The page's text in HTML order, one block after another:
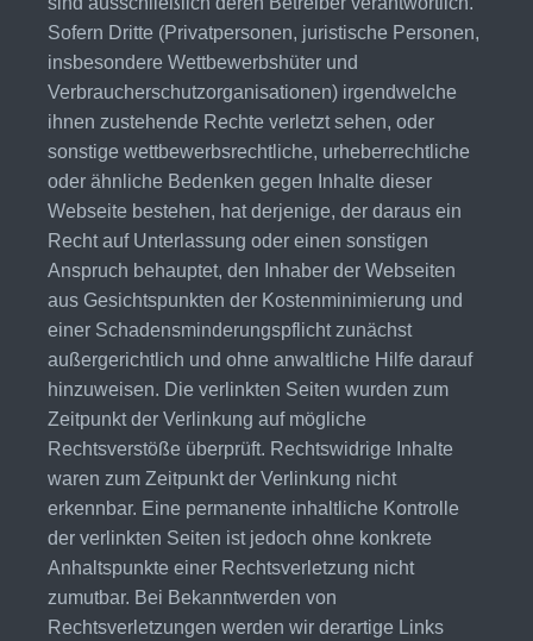
Sofern Dritte (Privatpersonen, juristische Personen,
insbesondere Wettbewerbshüter und
Verbraucherschutzorganisationen) irgendwelche
ihnen zustehende Rechte verletzt sehen, oder
sonstige wettbewerbsrechtliche, urheberrechtliche
oder ähnliche Bedenken gegen Inhalte dieser
Webseite bestehen, hat derjenige, der daraus ein
Recht auf Unterlassung oder einen sonstigen
Anspruch behauptet, den Inhaber der Webseiten
aus Gesichtspunkten der Kostenminimierung und
einer Schadensminderungspflicht zunächst
außergerichtlich und ohne anwaltliche Hilfe darauf
hinzuweisen. Die verlinkten Seiten wurden zum
Zeitpunkt der Verlinkung auf mögliche
Rechtsverstöße überprüft. Rechtswidrige Inhalte
waren zum Zeitpunkt der Verlinkung nicht
erkennbar. Eine permanente inhaltliche Kontrolle
der verlinkten Seiten ist jedoch ohne konkrete
Anhaltspunkte einer Rechtsverletzung nicht
zumutbar. Bei Bekanntwerden von
Rechtsverletzungen werden wir derartige Links